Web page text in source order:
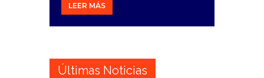
LEER MÁS
Últimas Noticias